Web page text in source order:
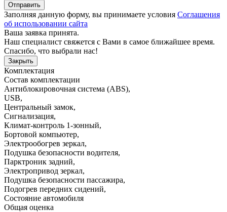
Отправить
Заполняя данную форму, вы принимаете условия Соглашения
об использовании сайта
Ваша заявка принята.
Наш специалист свяжется с Вами в самое ближайшее время.
Спасибо, что выбрали нас!
Закрыть
Комплектация
Состав комплектации
Антиблокировочная система (ABS),
USB,
Центральный замок,
Сигнализация,
Климат-контроль 1-зонный,
Бортовой компьютер,
Электрообогрев зеркал,
Подушка безопасности водителя,
Парктроник задний,
Электропривод зеркал,
Подушка безопасности пассажира,
Подогрев передних сидений,
Состояние автомобиля
Общая оценка